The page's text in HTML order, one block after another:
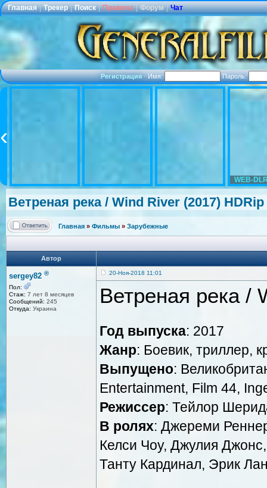
Главная | Трекер | Поиск | Правила | Форум | Чат
Регистрация·Имя: Пароль:
WEB-
Ветреная река / Wind River (2017) HDRip
Главная » Фильмы » Зарубежные
Автор
sergey82 ®
Пол:
Стаж: 7 лет 8 месяцев
Сообщений: 245
Откуда: Украина
20-Ноя-2018 11:01
Ветреная река /
Год выпуска: 2017
Жанр: Боевик, триллер,
Выпущено:
Entertainment, Film 44,
Режиссер: Тейлор
В ролях: Джереми
Келси Чоу, Джулия
Танту Кардинал, Эрик